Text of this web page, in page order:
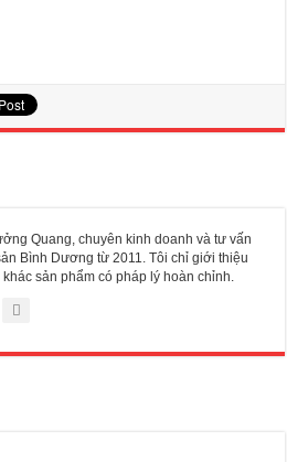
Quang, chuyên kinh doanh và tư vấn
Bình Dương từ 2011. Tôi chỉ giới thiệu
sản phẩm có pháp lý hoàn chỉnh.